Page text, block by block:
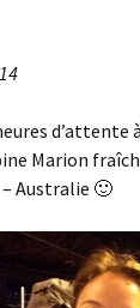
d’attente
Marion
Australie 🙂